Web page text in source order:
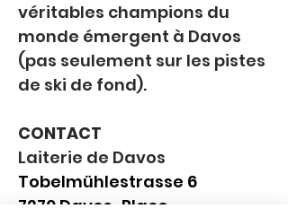
véritables champions du
monde émergent à Davos
(pas seulement sur les pistes
de ski de fond).
CONTACT
Laiterie de Davos
Tobelmühlestrasse 6
7270 Davos-Place